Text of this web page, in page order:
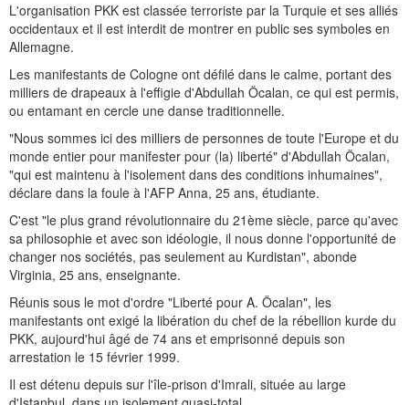
L'organisation PKK est classée terroriste par la Turquie et ses alliés
occidentaux et il est interdit de montrer en public ses symboles en
Allemagne.
Les manifestants de Cologne ont défilé dans le calme, portant des
milliers de drapeaux à l'effigie d'Abdullah Öcalan, ce qui est permis,
ou entamant en cercle une danse traditionnelle.
"Nous sommes ici des milliers de personnes de toute l'Europe et du
monde entier pour manifester pour (la) liberté" d'Abdullah Öcalan,
"qui est maintenu à l'isolement dans des conditions inhumaines",
déclare dans la foule à l'AFP Anna, 25 ans, étudiante.
C'est "le plus grand révolutionnaire du 21ème siècle, parce qu'avec
sa philosophie et avec son idéologie, il nous donne l'opportunité de
changer nos sociétés, pas seulement au Kurdistan", abonde
Virginia, 25 ans, enseignante.
Réunis sous le mot d'ordre "Liberté pour A. Öcalan", les
manifestants ont exigé la libération du chef de la rébellion kurde du
PKK, aujourd'hui âgé de 74 ans et emprisonné depuis son
arrestation le 15 février 1999.
Il est détenu depuis sur l'île-prison d'Imrali, située au large